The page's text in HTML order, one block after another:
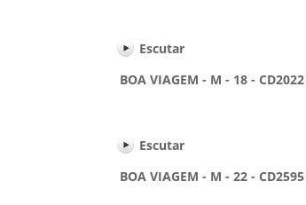
Escutar
BOA VIAGEM - M - 18 -
Escutar
BOA VIAGEM - M - 22 - CD2595